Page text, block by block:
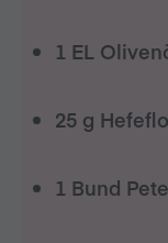
1 EL
25 g
1 Bund